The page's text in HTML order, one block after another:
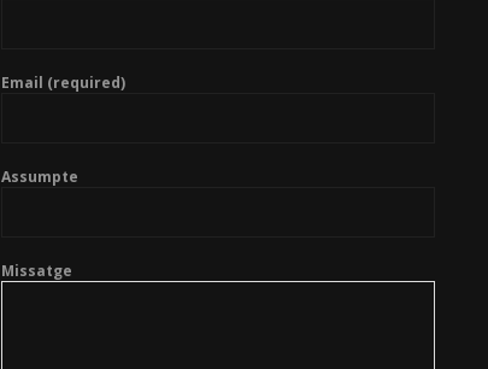
Email (required)
Assumpte
Missatge